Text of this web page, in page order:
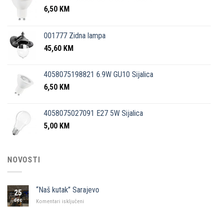
6,50 KM
001777 Zidna lampa
45,60 KM
4058075198821 6.9W GU10 Sijalica
6,50 KM
4058075027091 E27 5W Sijalica
5,00 KM
NOVOSTI
25
dec
“Naš kutak” Sarajevo
Komentari isključeni